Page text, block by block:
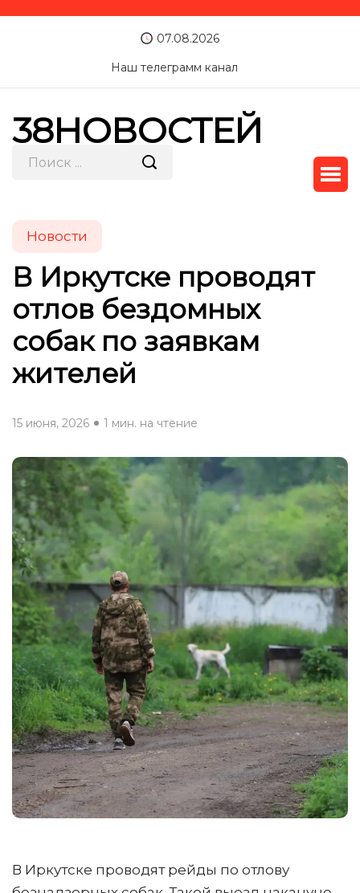
07.08.2026
Наш телеграмм канал
38НОВОСТЕЙ
Новости
В Иркутске проводят
отлов бездомных
собак по заявкам
жителей
15 июня, 2026 1 мин. на чтение
В Иркутске проводят рейды по отлову